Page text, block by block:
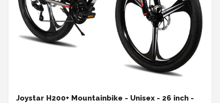
Joystar H200+ Mountainbike - Unisex - 26 inch -